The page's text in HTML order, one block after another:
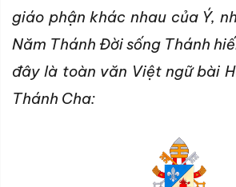
giáo phận khác nhau của Ý,
Năm Thánh Đời sống Thánh
đây là toàn văn Việt ngữ bài
Thánh Cha: